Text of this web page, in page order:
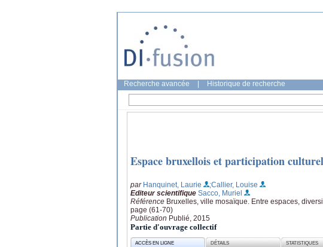
Recherche avancée Historique de recherche
Espace bruxellois et participation
par Hanquinet, Laurie
;Callier, Louise
Editeur scientifique Sacco, Muriel
Référence Bruxelles, ville mosaïque. Entre espaces,
page (61-70)
Publication Publié, 2015
Partie d'ouvrage collectif
ACCÈS EN LIGNE DÉTAILS STATISTIQUES